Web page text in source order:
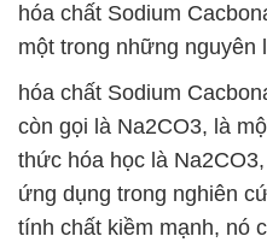
hóa chất Sodium
một trong những nguyên
hóa chất Sodium
còn gọi là Na2CO3, là
thức hóa học là
ứng dụng trong nghiên
tính chất kiềm mạnh, nó